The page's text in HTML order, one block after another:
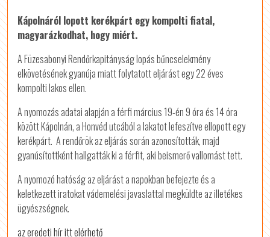
Kápolnáról lopott kerékpárt egy kompolti fiatal,
magyarázkodhat, hogy miért.
A Füzesabonyi Rendőrkapitányság lopás bűncselekmény
elkövetésének gyanúja miatt folytatott eljárást egy 22 éves
kompolti lakos ellen.
A nyomozás adatai alapján a férfi március 19-én 9 óra és 14 óra
között Kápolnán, a Honvéd utcából a lakatot lefeszítve ellopott egy
kerékpárt. A rendőrök az eljárás során azonosították, majd
gyanúsítottként hallgatták ki a férfit, aki beismerő vallomást tett.
A nyomozó hatóság az eljárást a napokban befejezte és a
keletkezett iratokat vádemelési javaslattal megküldte az illetékes
ügyészségnek.
az eredeti hír itt elérhető